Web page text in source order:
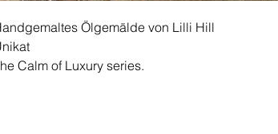
Ölgemälde von Lilli Hill
Calm of Luxury series.